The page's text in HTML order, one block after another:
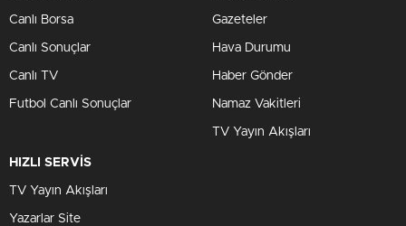
Canlı Borsa
Canlı Sonuçlar
Canlı TV
Futbol Canlı Sonuçlar
Gazeteler
Hava Durumu
Haber Gönder
Namaz Vakitleri
TV Yayın Akışları
HIZLI SERVİS
TV Yayın Akışları
Yazarlar Site